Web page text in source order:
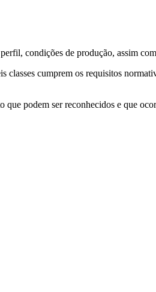
condições de produção, assim
cumprem os requisitos
podem ser reconhecidos e que